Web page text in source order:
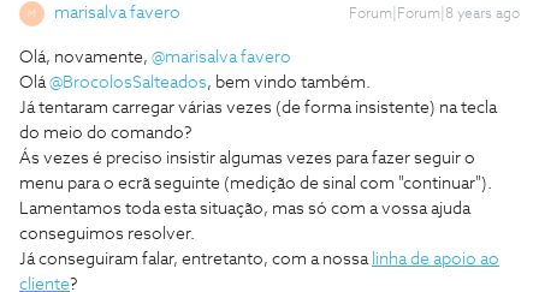
M marisalva favero Forum|Forum|8 years ago
Olá, novamente, @marisalva favero
Olá@BrocolosSalteados, bem vindo também.
Já tentaram carregar várias vezes (de forma insistente) na tecla
do meio do comando?
Ás vezes é preciso insistir algumas vezes para fazer seguir o
menu para o ecrã seguinte (medição de sinal com "continuar").
Lamentamos toda esta situação, mas só com a vossa ajuda
conseguimos resolver.
Já conseguiram falar, entretanto, com a nossa linha de apoio ao
cliente?